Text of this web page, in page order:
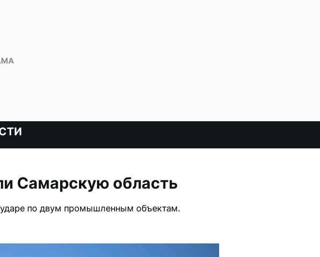
Самарскую область
по двум промышленным объектам.